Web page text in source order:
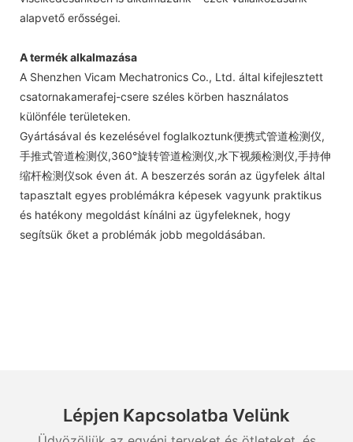
alapvető erősségei.
A termék alkalmazása
A Shenzhen Vicam Mechatronics Co., Ltd. által kifejlesztett
csatornakamerafej-csere széles körben használatos
különféle területeken.
Gyártásával és kezelésével foglalkoztunk便携式管道检测仪,
手推式管道检测仪,360°旋转管道检测仪,水下视频检测仪,手持伸
缩杆检测仪sok éven át. A beszerzés során az ügyfelek által
tapasztalt egyes problémákra képesek vagyunk praktikus
és hatékony megoldást kínálni az ügyfeleknek, hogy
segítsük őket a problémák jobb megoldásában.
Lépjen Kapcsolatba Velünk